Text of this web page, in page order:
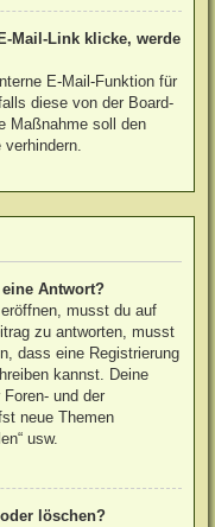
Mail-Link klicke, werde
E-Mail-Funktion für
diese von der Board-
Maßnahme soll den
Antwort?
musst du auf
zu antworten, musst
dass eine Registrierung
kannst. Deine
und der
neue Themen
usw.
löschen?